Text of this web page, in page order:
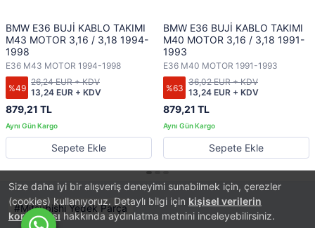
Size daha iyi bir alışveriş deneyimi sunabilmek için, çerezler
(cookies) kullanıyoruz. Detaylı bilgi için kişisel verilerin
korunması hakkında aydınlatma metnini inceleyebilirsiniz.
BMW E36 BUJİ KABLO TAKIMI
M43 MOTOR 3,16 / 3,18 1994-
1998
E36 M43 MOTOR 1994-1998
%49
879,21 TL
13,24 EUR + KDV
26,24 EUR + KDV
Sepete Ekle
BMW E36 BUJİ KABLO TAKIMI
M40 MOTOR 3,16 / 3,18 1991-
1993
E36 M40 MOTOR 1991-1993
%63
879,21 TL
13,24 EUR + KDV
36,02 EUR + KDV
Sepete Ekle
Mitsubishi Yedek Parça